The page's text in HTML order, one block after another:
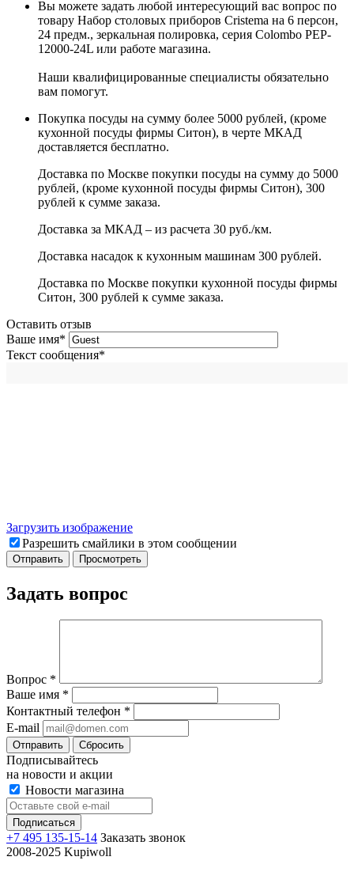
Вы можете задать любой интересующий вас вопрос по
товару Набор столовых приборов Cristema на 6 персон,
24 предм., зеркальная полировка, серия Colombo PEP-
12000-24L или работе магазина.
Наши квалифицированные специалисты обязательно
вам помогут.
Покупка посуды на сумму более 5000 рублей, (кроме
кухонной посуды фирмы Ситон), в черте МКАД
доставляется бесплатно.
Доставка по Москве покупки посуды на сумму до 5000
рублей, (кроме кухонной посуды фирмы Ситон), 300
рублей к сумме заказа.
Доставка за МКАД – из расчета 30 руб./км.
Доставка насадок к кухонным машинам 300 рублей.
Доставка по Москве покупки кухонной посуды фирмы
Ситон, 300 рублей к сумме заказа.
Оставить отзыв
Ваше имя*
Текст сообщения*
Загрузить изображение
Разрешить смайлики в этом сообщении
Задать вопрос
Вопрос *
Ваше имя *
Контактный телефон *
E-mail
Отправить Сбросить
Подписывайтесь
на новости и акции
Новости магазина
+7 495 135-15-14 Заказать звонок
2008-2025 Kupiwoll